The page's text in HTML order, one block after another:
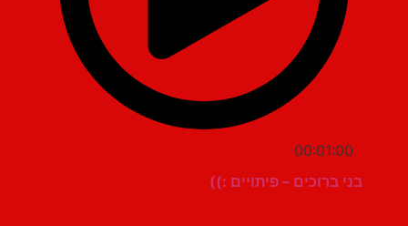
00:01:00
בני ברוכים – פיתויים :))